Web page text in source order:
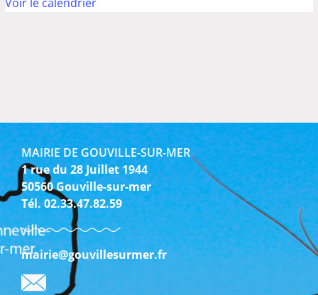
MAIRIE DE GOUVILLE-SUR-MER
1 rue du 28 Juillet 1944
50560 Gouville-sur-mer
Tél. 02.33.47.82.59
mairie@gouvillesurmer.fr